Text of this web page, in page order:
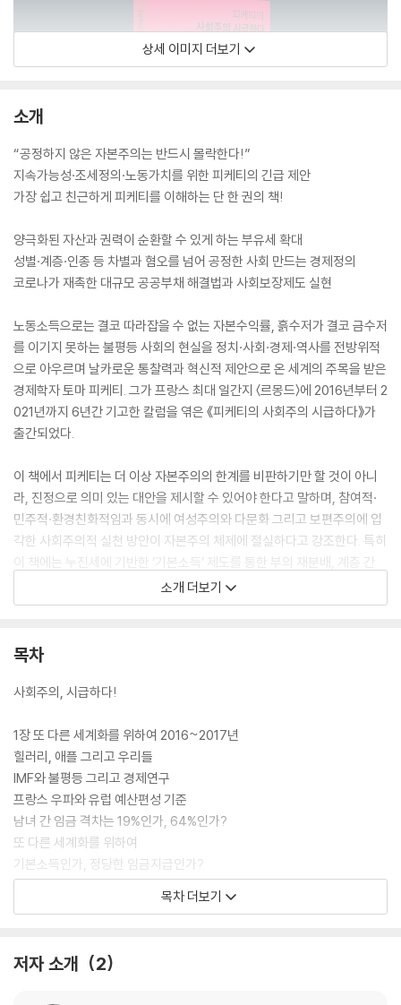
상세 이미지 더보기
소개
“공정하지 않은 자본주의는 반드시 몰락한다!”
지속가능성·조세정의·노동가치를 위한 피케티의 긴급 제안
가장 쉽고 친근하게 피케티를 이해하는 단 한 권의 책!
양극화된 자산과 권력이 순환할 수 있게 하는 부유세 확대
성별·계층·인종 등 차별과 혐오를 넘어 공정한 사회 만드는 경제정의
코로나가 재촉한 대규모 공공부채 해결법과 사회보장제도 실현
노동소득으로는 결코 따라잡을 수 없는 자본수익률, 흙수저가 결코 금수저
를 이기지 못하는 불평등 사회의 현실을 정치·사회·경제·역사를 전방위적
으로 아우르며 날카로운 통찰력과 혁신적 제안으로 온 세계의 주목을 받은
경제학자 토마 피케티. 그가 프랑스 최대 일간지 〈르몽드〉에 2016년부터 2
021년까지 6년간 기고한 칼럼을 엮은 《피케티의 사회주의 시급하다》가
출간되었다.
이 책에서 피케티는 더 이상 자본주의의 한계를 비판하기만 할 것이 아니
라, 진정으로 의미 있는 대안을 제시할 수 있어야 한다고 말하며, 참여적·
민주적·환경친화적임과 동시에 여성주의와 다문화 그리고 보편주의에 입
각한 사회주의적 실천 방안이 자본주의 체제에 절실하다고 강조한다. 특히
이 책에는 누진세에 기반한 ‘기본소득’ 제도를 통한 부의 재분배, 계층 간
사다리를 이어주는 교육의 평등화, 차별과 혐오에 휘둘리지 않는 새로운
모습의 세계화, 코로나로 인한 공공부채 문제와 세계경제를 되살릴 방안
면모가 각 시기별 국제적·정치사회적 현안들과 함께 생생하게 드러나 있
물론, 다소 방대하고 복잡했던 기존 저서들의 무게에서 벗어나 한결 쉽고
소개 더보기
목차
사회주의, 시급하다!
1장 또 다른 세계화를 위하여 2016~2017년
힐러리, 애플 그리고 우리들
IMF와 불평등 그리고 경제연구
프랑스 우파와 유럽 예산편성 기준
남녀 간 임금 격차는 19%인가, 64%인가?
또 다른 세계화를 위하여
기본소득인가, 정당한 임금지급인가?
앤서니 B. 앳킨슨 교수를 추모하며
프랑스와 독일의 생산성에 대하여
중국 내 불평등에 대해
목차 더보기
저자 소개 2